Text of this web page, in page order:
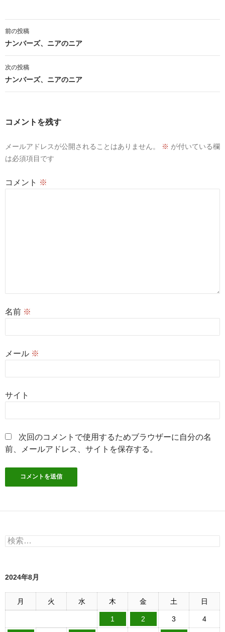
投
稿
ナ
ビ
ョ
前の投稿
ナンバーズ、ニアのニア
次の投稿
ナンバーズ、ニアのニア
コメントを残す
メールアドレスが公開されることはありません。 ※ が付いている欄
は必須項目です
コメント ※
名前 ※
メール ※
サイト
次回のコメントで使用するためブラウザーに自分の名
前、メールアドレス、サイトを保存する。
検
索:
2024年8月
月 火 水 木 金 土 日
1 2 3 4